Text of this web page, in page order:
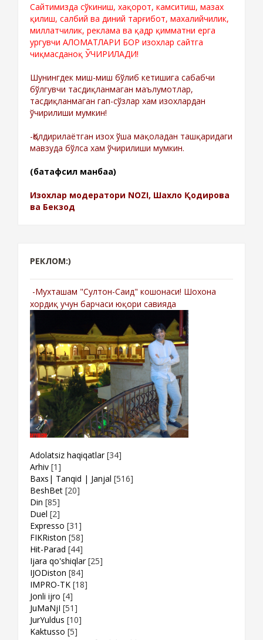
Сайтимизда сўкиниш, хақорот, камситиш, мазах
қилиш, салбий ва диний тарғибот, махалийчилик,
миллатчилик, реклама ва қадр қимматни ерга
ургувчи АЛОМАТЛАРИ БОР изохлар сайтга
чиқмасданоқ ЎЧИРИЛАДИ!
Шунингдек миш-миш бўлиб кетишига сабабчи
бўлгувчи тасдиқланмаган маълумотлар,
тасдиқланмаган гап-сўзлар хам изохлардан
ўчирилиши мумкин!
-Қолдирилаётган изох ўша мақоладан ташқаридаги
мавзуда бўлса хам ўчирилиши мумкин.
(батафсил манбаа)
Изохлар модератори NOZI, Шахло Қодирова
ва Бекзод
РЕКЛОМ:)
-Мухташам "Султон-Саид" кошонаси! Шохона
хордиқ учун барчаси юқори савияда
Adolatsiz haqiqatlar [34]
Arhiv [1]
Baxs| Tanqid | Janjal [516]
BeshBet [20]
Din [85]
Duel [2]
Expresso [31]
FIKRiston [58]
Hit-Parad [44]
Ijara qo'shiqlar [25]
IJODiston [84]
IMPRO-TK [18]
Jonli ijro [4]
JuMaNjI [51]
JurYuldus [10]
Kaktusso [5]